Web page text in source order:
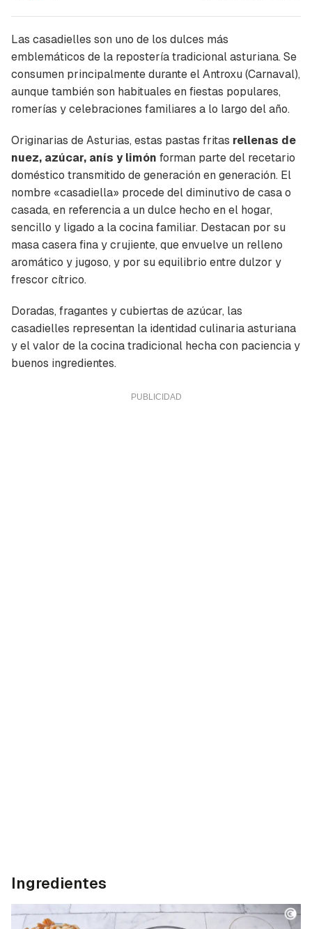
Las casadielles son uno de los dulces más
emblemáticos de la repostería tradicional asturiana. Se
consumen principalmente durante el Antroxu (Carnaval),
aunque también son habituales en fiestas populares,
romerías y celebraciones familiares a lo largo del año.
Originarias de Asturias, estas pastas fritas rellenas de
nuez, azúcar, anís y limón forman parte del recetario
doméstico transmitido de generación en generación. El
nombre «casadiella» procede del diminutivo de casa o
casada, en referencia a un dulce hecho en el hogar,
sencillo y ligado a la cocina familiar. Destacan por su
masa casera fina y crujiente, que envuelve un relleno
aromático y jugoso, y por su equilibrio entre dulzor y
frescor cítrico.
Doradas, fragantes y cubiertas de azúcar, las
casadielles representan la identidad culinaria asturiana
y el valor de la cocina tradicional hecha con paciencia y
buenos ingredientes.
Ingredientes